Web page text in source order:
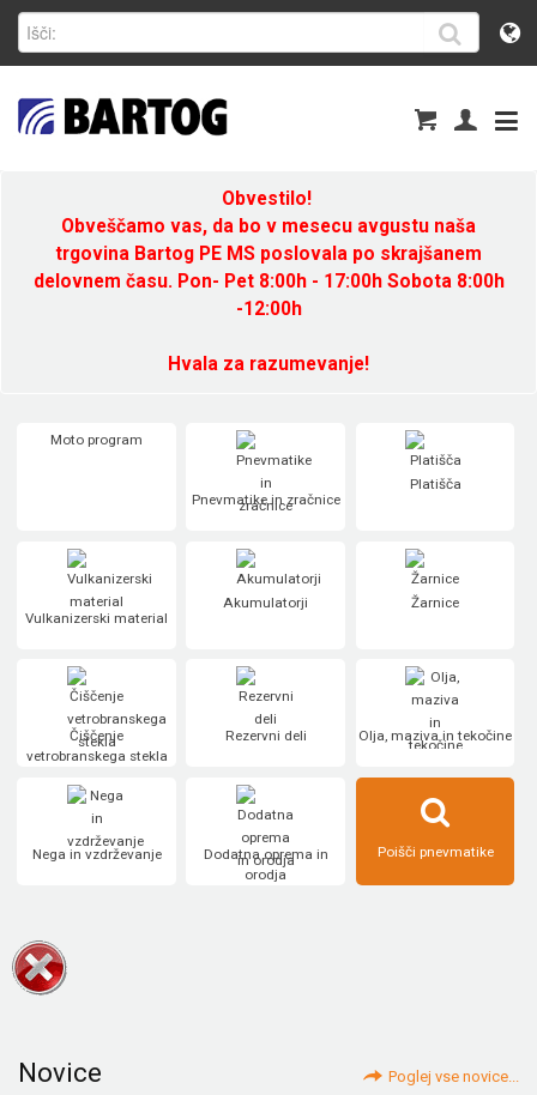
Obvestilo!
Obveščamo vas, da bo v mesecu avgustu naša
trgovina Bartog PE MS poslovala po skrajšanem
delovnem času. Pon- Pet 8:00h - 17:00h Sobota 8:00h
-12:00h
Hvala za razumevanje!
Moto program
Pnevmatike in zračnice
Platišča
Vulkanizerski material
Akumulatorji Žarnice
Čiščenje
vetrobranskega stekla
Rezervni deli Olja, maziva in tekočine
Nega in vzdrževanje
Dodatna oprema in
orodja
Poišči pnevmatike
Novice Poglej vse novice...